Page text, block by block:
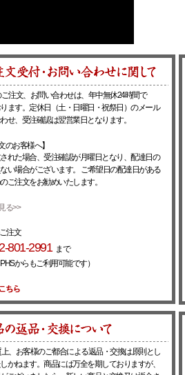
注文、お問い合わせは、年中無休24時間で
ます。定休日（土・日曜日・祝祭日）のメール
せ、受注確認は翌営業日となります。
のお客様へ】
れた場合、受注確認が月曜日となり、配達日の
い場合がございます。 ご希望日の配達日がある
ご注文をお勧めいたします。
る>>
注文
801-2991 まで
からもご利用可能です）
、お客様のご都合による返品・交換は原則とし
かねます。商品には万全を期しておりますが、